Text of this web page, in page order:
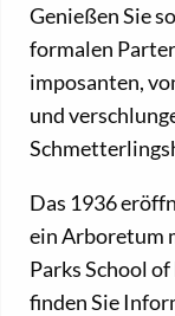
Genießen Sie
formalen
imposanten,
und
Das 1936
ein Arboretum
Parks School
finden Sie